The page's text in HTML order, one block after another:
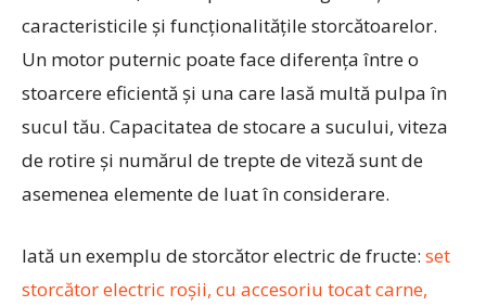
caracteristicile și funcționalitățile storcătoarelor.
Un motor puternic poate face diferența între o
stoarcere eficientă și una care lasă multă pulpa în
sucul tău. Capacitatea de stocare a sucului, viteza
de rotire și numărul de trepte de viteză sunt de
asemenea elemente de luat în considerare.
Iată un exemplu de storcător electric de fructe: set
storcător electric roșii, cu accesoriu tocat carne,